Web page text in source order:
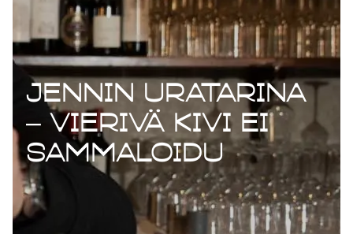
Jennin uratarina
– Vierivä kivi ei
sammaloidu